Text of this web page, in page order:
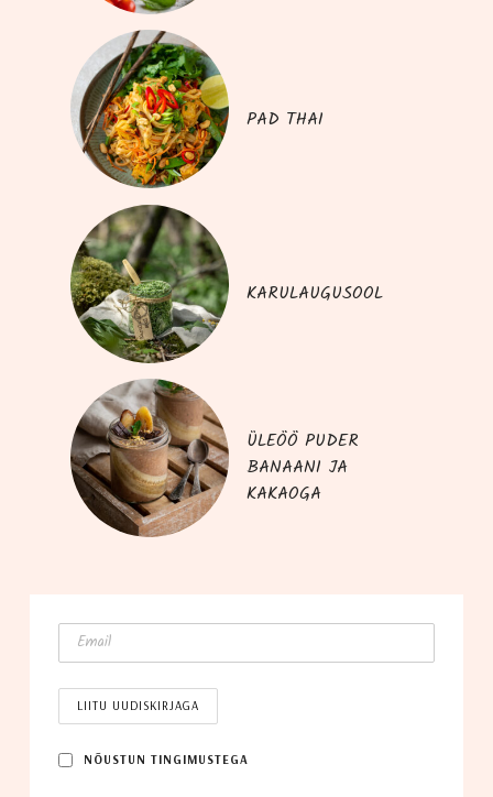
PAD THAI
KARULAUGUSOOL
ÜLEÖÖ PUDER
BANAANI JA
KAKAOGA
NÕUS­TUN TINGIMUSTEGA